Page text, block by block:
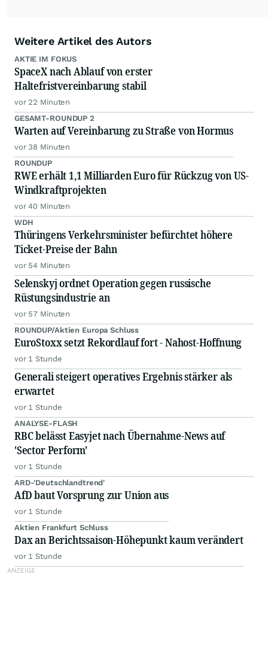
Weitere Artikel des Autors
AKTIE IM FOKUS
SpaceX nach Ablauf von erster
Haltefristvereinbarung stabil
vor 22 Minuten
GESAMT-ROUNDUP 2
Warten auf Vereinbarung zu Straße von Hormus
vor 38 Minuten
ROUNDUP
RWE erhält 1,1 Milliarden Euro für Rückzug von US-
Windkraftprojekten
vor 40 Minuten
WDH
Thüringens Verkehrsminister befürchtet höhere
Ticket-Preise der Bahn
vor 54 Minuten
Selenskyj ordnet Operation gegen russische
Rüstungsindustrie an
vor 57 Minuten
ROUNDUP/Aktien Europa Schluss
EuroStoxx setzt Rekordlauf fort - Nahost-Hoffnung
vor 1 Stunde
Generali steigert operatives Ergebnis stärker als
erwartet
vor 1 Stunde
ANALYSE-FLASH
RBC belässt Easyjet nach Übernahme-News auf
'Sector Perform'
vor 1 Stunde
ARD-'Deutschlandtrend'
AfD baut Vorsprung zur Union aus
vor 1 Stunde
Aktien Frankfurt Schluss
Dax an Berichtssaison-Höhepunkt kaum verändert
vor 1 Stunde